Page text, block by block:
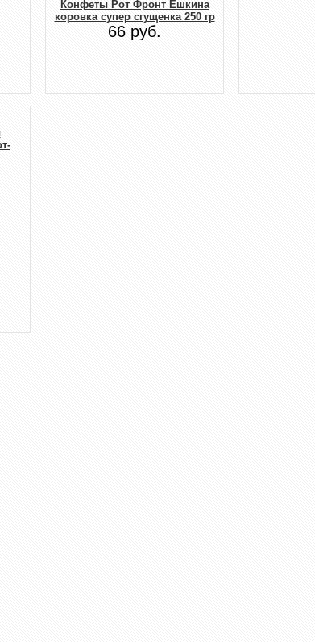
Конфеты Рот Фронт Ёшкина
коровка супер сгущенка 250 гр
66 руб.